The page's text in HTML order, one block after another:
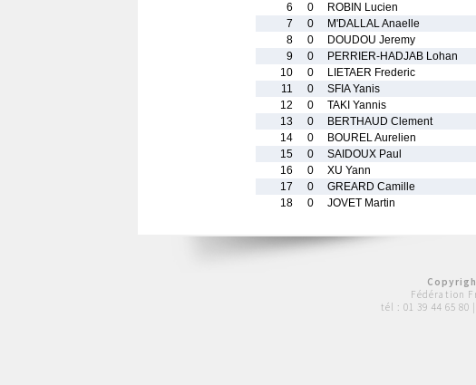
6
0 ROBIN Lucien
7
0 M'DALLAL Anaelle
8
0 DOUDOU Jeremy
9
0 PERRIER-HADJAB Lohan
10
0 LIETAER Frederic
11
0 SFIA Yanis
12
0 TAKI Yannis
13
0 BERTHAUD Clement
14
0 BOUREL Aurelien
15
0 SAIDOUX Paul
16
0 XU Yann
17
0 GREARD Camille
18
0 JOVET Martin
Fédération
tél : 01 39 44 65 80